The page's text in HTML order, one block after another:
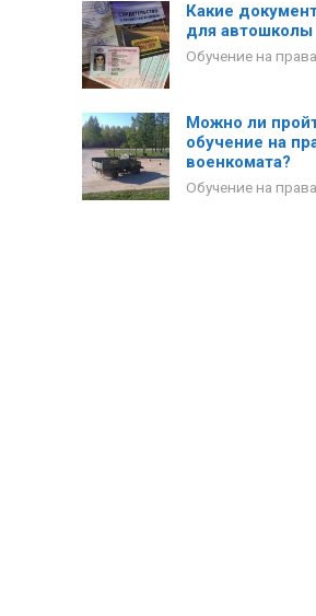
Какие
для автошколы
Обучение на права
Можно ли
обучение на
военкомата?
Обучение на права